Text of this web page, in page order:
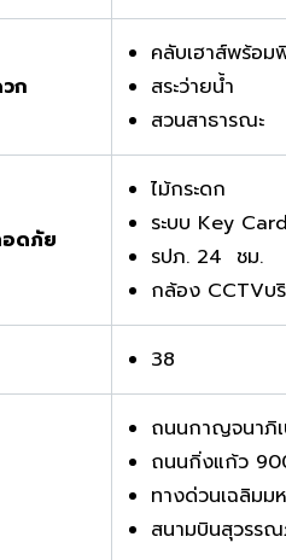
ก
คลับเฮาส์พร้อม
สระว่ายน้ำ
สวนสาธารณะ
อดภัย
ไม้กระดก
ระบบ Key
รปภ. 24 ชม.
กล้อง CCTVบ
38
ถนนกาญจนาภิ
ถนนกิ่งแก้ว
ทางด่วนเฉลิมม
สนามบินสุวรร